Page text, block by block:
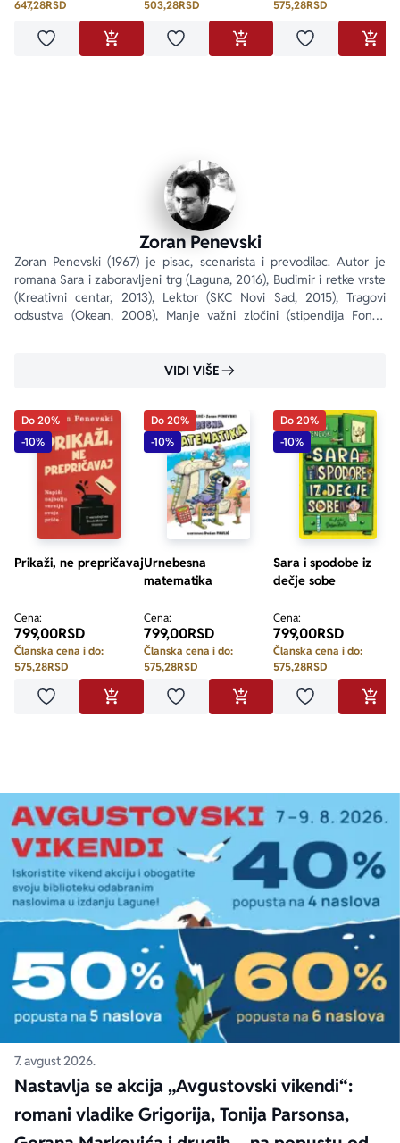
647,28RSD
Dodaj u omiljeneDODAJ U KORPU
503,28RSD
Dodaj u omiljeneDODAJ U KORPU
575,28RSD
Dodaj u
Zoran Penevski
Zoran Penevski (1967) je pisac, scenarista i prevodilac. Autor je
romana Sara i zaboravljeni trg (Laguna, 2016), Budimir i retke vrste
(Kreativni centar, 2013), Lektor (SKC Novi Sad, 2015), Tragovi
odsustva (Okean, 2008), Manje važni zločini (stipendija Fonda
VIDI VIŠE
Do 20%
-10%
Prikaži, ne prepričavaj
Cena:
799,00RSD
Članska cena i do:
575,28RSD
Dodaj u omiljeneDODAJ U KORPU
Do 20%
-10%
Urnebesna
matematika
Cena:
799,00RSD
Članska cena i do:
575,28RSD
Dodaj u omiljeneDODAJ U KORPU
Do 20%
-10%
Sara i spodobe iz
dečje sobe
Cena:
799,00RSD
Članska cena i do:
575,28RSD
Dodaj u
7. avgust 2026.
Nastavlja se akcija „Avgustovski vikendi“:
romani vladike Grigorija, Tonija Parsonsa,